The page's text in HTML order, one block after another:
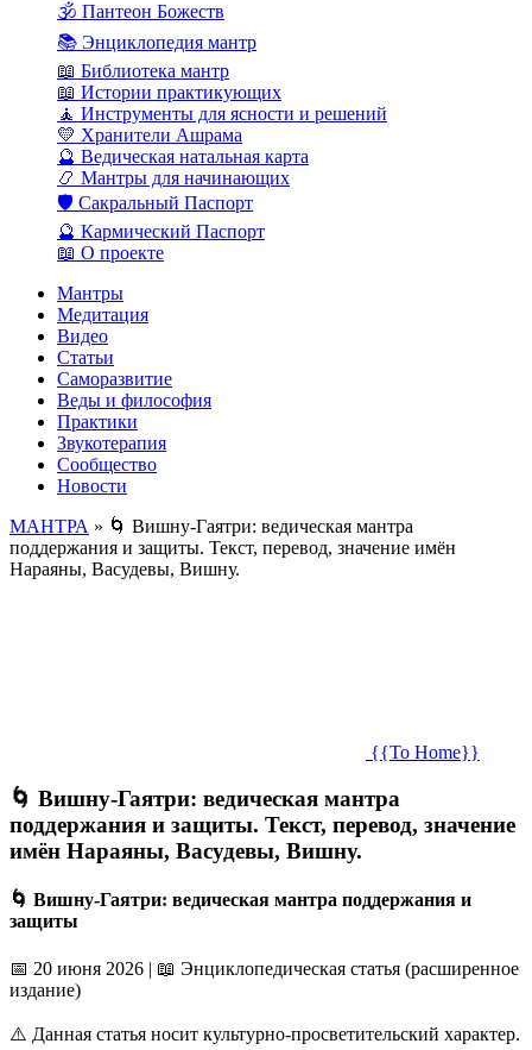
🕉️ Пантеон Божеств
📚 Энциклопедия мантр
📖 Библиотека мантр
📖 Истории практикующих
🧘 Инструменты для ясности и решений
💛 Хранители Ашрама
🔮 Ведическая натальная карта
📿 Мантры для начинающих
🛡️ Сакральный Паспорт
🔮 Кармический Паспорт
📖 О проекте
Мантры
Медитация
Видео
Статьи
Саморазвитие
Веды и философия
Практики
Звукотерапия
Сообщество
Новости
МАНТРА » 🌀 Вишну-Гаятри: ведическая мантра
поддержания и защиты. Текст, перевод, значение имён
Нараяны, Васудевы, Вишну.
{{To Home}}
🌀 Вишну-Гаятри: ведическая мантра
поддержания и защиты. Текст, перевод, значение
имён Нараяны, Васудевы, Вишну.
🌀 Вишну-Гаятри: ведическая мантра поддержания и
защиты
📅 20 июня 2026 | 📖 Энциклопедическая статья (расширенное
издание)
⚠️ Данная статья носит культурно-просветительский характер.